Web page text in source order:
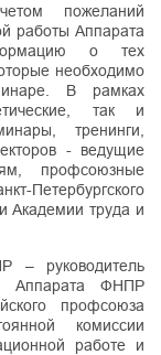
пожеланий
работы Аппарата
о тех
необходимо
В рамках
так и
тренинги,
- ведущие
профсоюзные
Академии труда и
– руководитель
Аппарата ФНПР
профсоюза
комиссии
работе и